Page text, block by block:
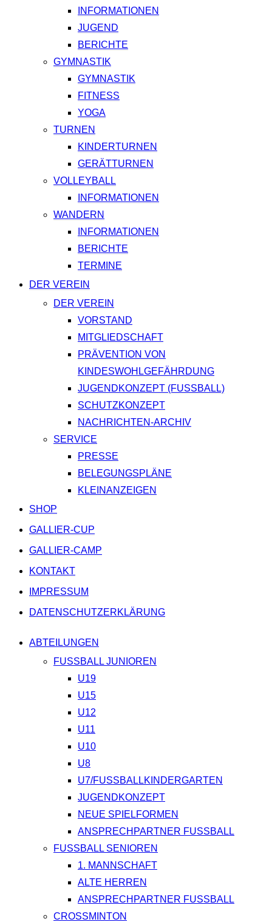
INFORMATIONEN
JUGEND
BERICHTE
GYMNASTIK
GYMNASTIK
FITNESS
YOGA
TURNEN
KINDERTURNEN
GERÄTTURNEN
VOLLEYBALL
INFORMATIONEN
WANDERN
INFORMATIONEN
BERICHTE
TERMINE
DER VEREIN
DER VEREIN
VORSTAND
MITGLIEDSCHAFT
PRÄVENTION VON
KINDESWOHLGEFÄHRDUNG
JUGENDKONZEPT (FUSSBALL)
SCHUTZKONZEPT
NACHRICHTEN-ARCHIV
SERVICE
PRESSE
BELEGUNGSPLÄNE
KLEINANZEIGEN
SHOP
GALLIER-CUP
GALLIER-CAMP
KONTAKT
IMPRESSUM
DATENSCHUTZERKLÄRUNG
ABTEILUNGEN
FUSSBALL JUNIOREN
U19
U15
U12
U11
U10
U8
U7/FUSSBALLKINDERGARTEN
JUGENDKONZEPT
NEUE SPIELFORMEN
ANSPRECHPARTNER FUSSBALL
FUSSBALL SENIOREN
1. MANNSCHAFT
ALTE HERREN
ANSPRECHPARTNER FUSSBALL
CROSSMINTON